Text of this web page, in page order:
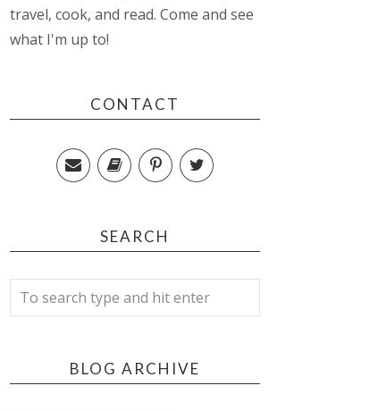
travel, cook, and read. Come and see
what I'm up to!
CONTACT
SEARCH
BLOG ARCHIVE